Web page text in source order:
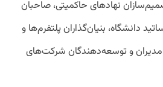
نهادهای حاکمیتی، صاحبان
دانشگاه، بنیان‌گذاران پلتفرم‌ها و
مدیران و توسعه‌دهندگان شرکت‌های